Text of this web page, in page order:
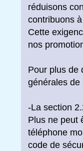
réduisons
contribuons
Cette
nos
Pour plus de
générales de
-La section
Plus ne peut
téléphone
code de